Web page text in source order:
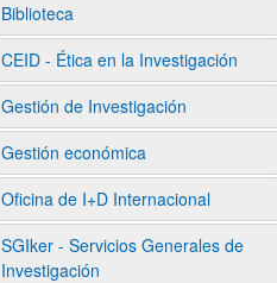
Biblioteca
CEID - Ética en la Investigación
Gestión de Investigación
Gestión económica
Oficina de I+D Internacional
SGIker - Servicios Generales de
Investigación